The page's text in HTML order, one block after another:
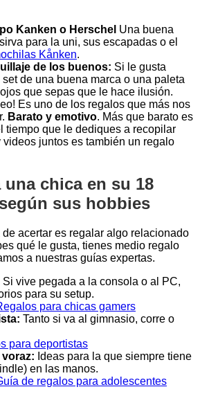
Kanken o Herschel Una buena
para la uni, sus escapadas o el
Kånken.
de los buenos: Si le gusta
de una buena marca o una paleta
que sepas que le hace ilusión.
Es uno de los regalos que más nos
Barato y emotivo. Más que barato es
tiempo que le dediques a recopilar
videos juntos es también un regalo
una chica en su 18
sus hobbies
de acertar es regalar algo relacionado
qué le gusta, tienes medio regalo
a nuestras guías expertas.
Si vive pegada a la consola o al PC,
para su setup.
para chicas gamers
Tanto si va al gimnasio, corre o
para deportistas
voraz: Ideas para la que siempre tiene
en las manos.
de regalos para adolescentes